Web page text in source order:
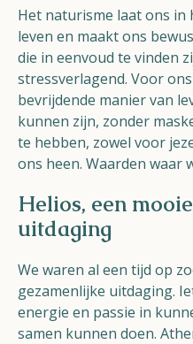
Het naturisme laat ons
leven en maakt ons
die in eenvoud te vinden
stressverlagend. Voor
bevrijdende manier van
kunnen zijn, zonder
te hebben, zowel voor
ons heen. Waarden waar
Helios, een
uitdaging
We waren al een tijd op
gezamenlijke uitdaging.
energie en passie in
samen kunnen doen.